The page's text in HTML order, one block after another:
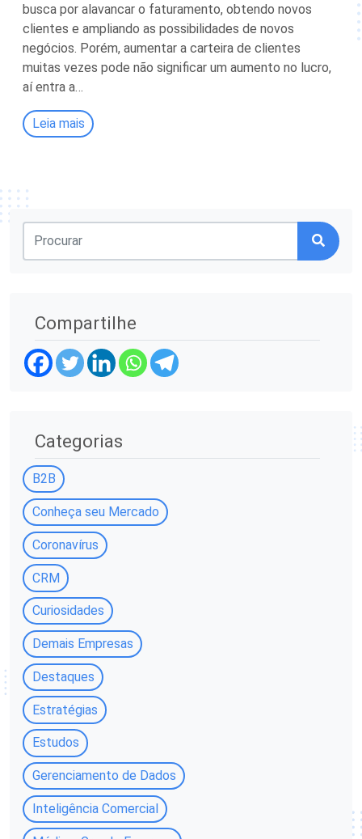
busca por alavancar o faturamento, obtendo novos
clientes e ampliando as possibilidades de novos
negócios. Porém, aumentar a carteira de clientes
muitas vezes pode não significar um aumento no lucro,
aí entra a…
Leia mais
Compartilhe
Categorias
B2B
Conheça seu Mercado
Coronavírus
CRM
Curiosidades
Demais Empresas
Destaques
Estratégias
Estudos
Gerenciamento de Dados
Inteligência Comercial